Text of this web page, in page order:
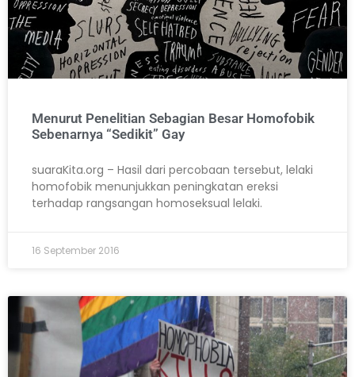
Menurut Penelitian Sebagian Besar Homofobik
Sebenarnya “Sedikit” Gay
suaraKita.org – Hasil dari percobaan tersebut, lelaki
homofobik menunjukkan peningkatan ereksi
terhadap rangsangan homoseksual lelaki.
16 September 2016